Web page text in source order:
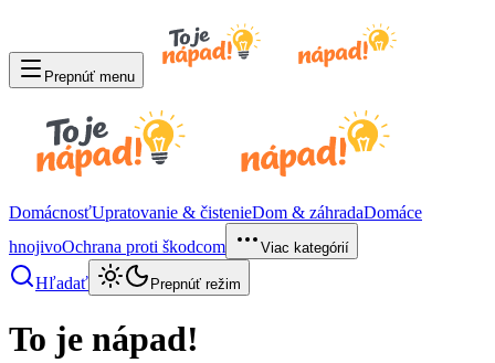
Prepnúť menu
DomácnosťUpratovanie & čistenieDom & záhradaDomáce
hnojivoOchrana proti škodcom Viac kategórií
Hľadať Prepnúť režim
To je nápad!